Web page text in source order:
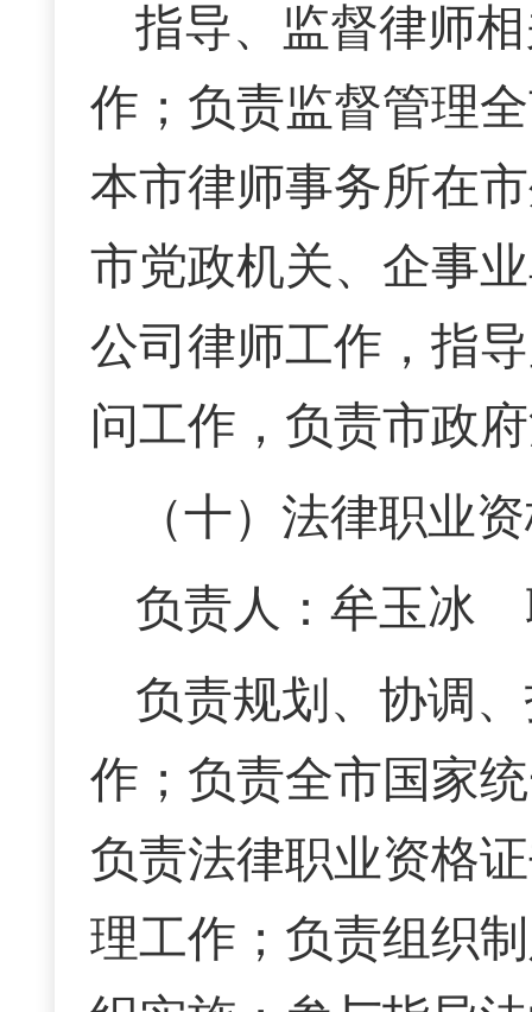
指导、监督律师
作；负责监督管理
本市律师事务所在
市党政机关、企事
公司律师工作，指
问工作，负责市政
（十）法律职业
负责人：牟玉冰
负责规划、协调
作；负责全市国家
负责法律职业资格
理工作；负责组织